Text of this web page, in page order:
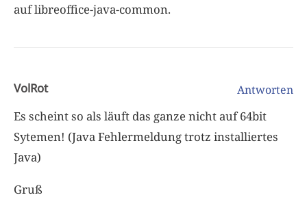
auf libreoffice-java-common.
VolRot Antworten
Es scheint so als läuft das ganze nicht auf 64bit
Sytemen! (Java Fehlermeldung trotz installiertes
Java)
Gruß